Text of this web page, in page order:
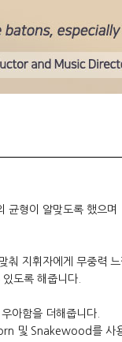
균형이 알맞도록 했으며
지휘자에게 무중력 느
도록 해줍니다.
아함을 더해줍니다.
및 Snakewood를 사